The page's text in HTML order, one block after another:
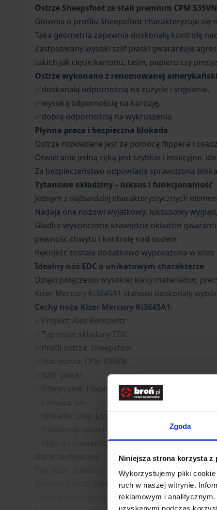
Zgoda
Niniejsza strona korzysta z
Wykorzystujemy pliki
ruch w naszej witrynie.
reklamowym i
uzyskanymi podczas
Ostrze Sheepsfoot ze stali premium CPM S35VN
Głownia o profilu Sheepsfoot charakteryzuje się
Taka geometria zapewnia doskonałą kontrolę
Zastosowany wysoki szlif płaski gwarantuje
takich jak cięcie kartonu, taśm, papieru czy
Ostrze wykonano z renomowanej
✅doskonałą odpornością na zużycie i stępienie,
✅wysoką odpornością na korozję,
✅dobrą odpornością na wykruszenia.
Płynna praca i bezpieczna blokada
Ostrze rozkładane jest za pomocą flippera i
Otwieranie jedną ręką jest szybkie i intuicyjne,
Za bezpieczeństwo odpowiada sprawdzona
Tytanowe okładziny – luksus i funkcjonalność
Jednym z najbardziej charakterystycznych
Nadają one nożowi wyjątkowy, luksusowy
Gładko wykończone krawędzie okładzin
pewność chwytu i kontrolę nad nożem.
Rękojeść została dodatkowo wyposażona w
Idealny nóż EDC o unikatowym charakterze
Dzięki połączeniu wysokiej klasy materiałów,
Kizer Mercury Ki3645A1 stanowi doskonały
Cechy noża Kizer Mercury Ki3645A1:
✅Projekt: Alex Berkowitz
✅Typ noża: składany EDC
✅Profil ostrza: Sheepsfoot
✅Stal ostrza: CPM S35VN
✅Szlif: płaski
✅Otwieranie: flipper
✅Łożyska: tak
✅Klips do noszenia: tak
Blokada ostrza: Liner Lock
Profil głowni: Sheepsfoot